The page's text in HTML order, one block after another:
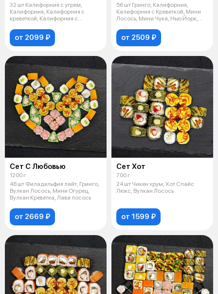
32 шт Калифорния с угрем,
Калифорния, Калифорния с
креветкой, Калифорния с
от 2099 ₽
56 шт Гринго, Калифорния,
Калифорния с Креветкой, Мини
Лосось, Мини Чука, Нью Йорк,
от 2509 ₽
Сет С Любовью
1200 г
48 шт Филадельфия лайт, Гринго,
Вулкан Лосось, Мини Огурец,
Вулкан Креветка, Лава лосось
от 2669 ₽
Сет Хот
700 г
24 шт Чикен хрум, Хот Спайс
Люкс, Вулкан Лосось
от 1599 ₽